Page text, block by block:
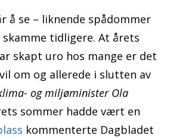
å se – liknende spådommer
tidligere. At årets
skapt uro hos mange er det
om og allerede i slutten av
og miljøminister Ola
sommer hadde vært en
kommenterte Dagbladet